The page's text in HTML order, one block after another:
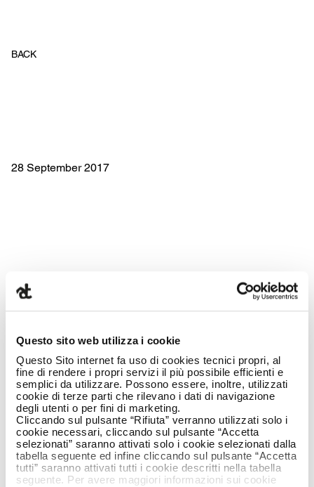
Questo sito web utilizza i cookie
Questo Sito internet fa uso di cookies tecnici propri, al
fine di rendere i propri servizi il più possibile efficienti e
semplici da utilizzare. Possono essere, inoltre, utilizzati
cookie di terze parti che rilevano i dati di navigazione
degli utenti o per fini di marketing.
Cliccando sul pulsante “Rifiuta” verranno utilizzati solo i
cookie necessari, cliccando sul pulsante “Accetta
selezionati” saranno attivati solo i cookie selezionati dalla
tabella seguente ed infine cliccando sul pulsante “Accetta
tutti” saranno attivati tutti i cookie descritti nella tabella
seguente. Per avere maggiori informazioni sui cookie
BACK
28 September 2017
ONORATO
ARMATORI SAILS
ITALIAN WITH
ARMANDO TESTA